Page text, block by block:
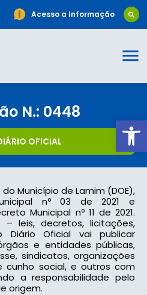
Acesso a Informação
N.: 0448
OFICIAL
Município de Lamim (DOE),
nº 03 de 2021 e
Municipal nº 11 de 2021.
leis, decretos, licitações,
Oficial vai publicar
e entidades públicas,
sindicatos, organizações
cunho social, e outros com
a responsabilidade pelo
origem.